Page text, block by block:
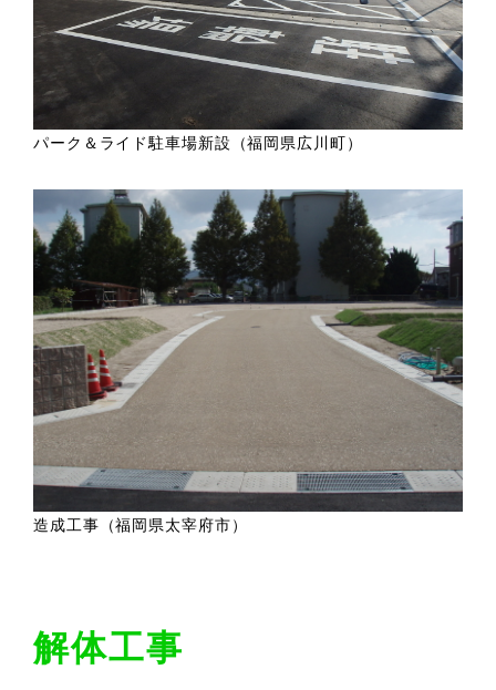
パーク＆ライド駐車場新設（福岡県広川町）
造成工事（福岡県太宰府市）
解体工事